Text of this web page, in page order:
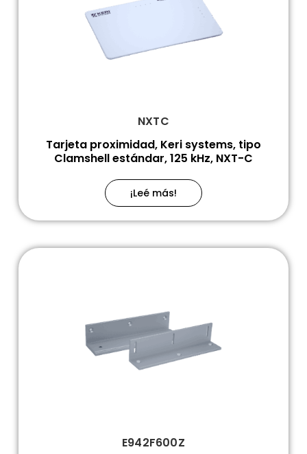
NXTC
Tarjeta proximidad, Keri systems, tipo
Clamshell estándar, 125 kHz, NXT-C
¡Leé más!
E942F600Z